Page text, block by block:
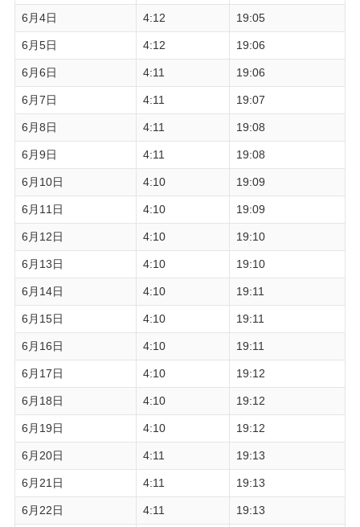
6月4日 4:12 19:05
6月5日 4:12 19:06
6月6日 4:11 19:06
6月7日 4:11 19:07
6月8日 4:11 19:08
6月9日 4:11 19:08
6月10日 4:10 19:09
6月11日 4:10 19:09
6月12日 4:10 19:10
6月13日 4:10 19:10
6月14日 4:10 19:11
6月15日 4:10 19:11
6月16日 4:10 19:11
6月17日 4:10 19:12
6月18日 4:10 19:12
6月19日 4:10 19:12
6月20日 4:11 19:13
6月21日 4:11 19:13
6月22日 4:11 19:13